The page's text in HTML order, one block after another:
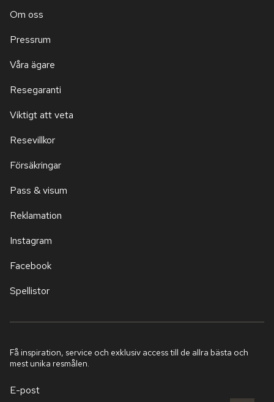
Om oss
Pressrum
Våra ägare
Resegaranti
Viktigt att veta
Resevillkor
Försäkringar
Pass & visum
Reklamation
Instagram
Facebook
Spellistor
Få inspiration, service och exklusiv access till de allra bästa och
mest unika resmålen.
E-post